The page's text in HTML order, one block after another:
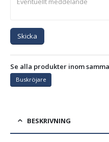
Skicka
Se alla produkter inom
Buskröjare
BESKRIVNING